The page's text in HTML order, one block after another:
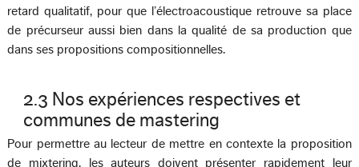
retard qualitatif, pour que l’électroacoustique retrouve sa place
de précurseur aussi bien dans la qualité de sa production que
dans ses propositions compositionnelles.
2.3 Nos expériences respectives et
communes de mastering
Pour permettre au lecteur de mettre en contexte la proposition
de mixtering, les auteurs doivent présenter rapidement leur